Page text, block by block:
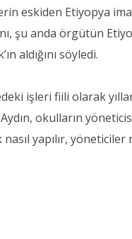
eskiden Etiyopya
şu anda örgütün
aldığını söyledi.
işleri fiili olarak
okulların
yapılır,